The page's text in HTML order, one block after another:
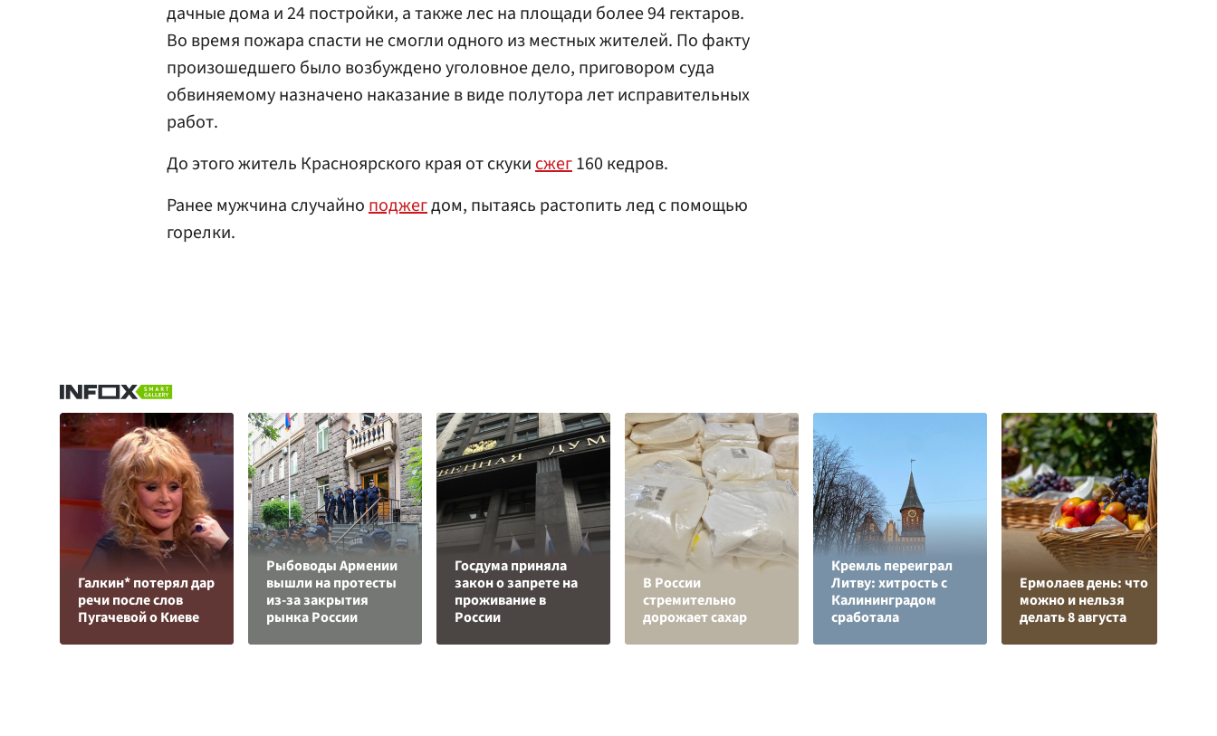
дачные дома и 24 постройки, а также лес на площади более 94 гектаров.
Во время пожара спасти не смогли одного из местных жителей. По факту
произошедшего было возбуждено уголовное дело, приговором суда
обвиняемому назначено наказание в виде полутора лет исправительных
работ.
До этого житель Красноярского края от скукисжег160 кедров.
Ранее мужчина случайноподжегдом, пытаясь растопить лед с помощью
горелки.
Галкин* потерял дар
речи после слов
Пугачевой о Киеве
Рыбоводы Армении
вышли на протесты
из-за закрытия
рынка России
Госдума приняла
закон о запрете на
проживание в
России
В России
стремительно
дорожает сахар
Кремль переиграл
Литву: хитрость с
Калининградом
сработала
Ермолаев день: что
можно и нельзя
делать 8 августа